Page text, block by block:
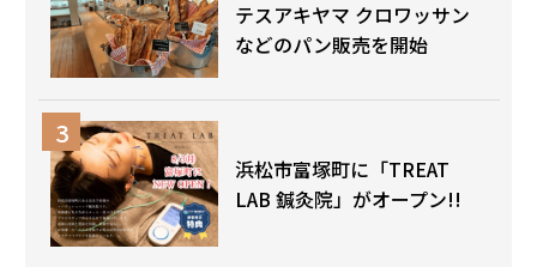
テスアキヤマ クロワッサン
などのパン販売を開始
浜松市富塚町に「TREAT
LAB 鍼灸院」がオープン!!